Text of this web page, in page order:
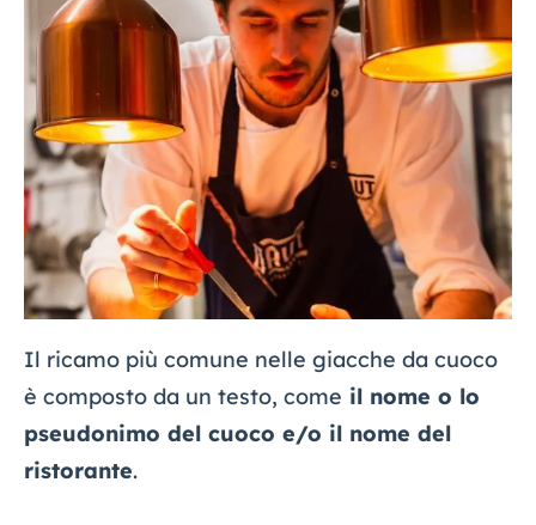
Il ricamo più comune nelle giacche da cuoco
è composto da un testo, come il nome o lo
pseudonimo del cuoco e/o il nome del
ristorante.